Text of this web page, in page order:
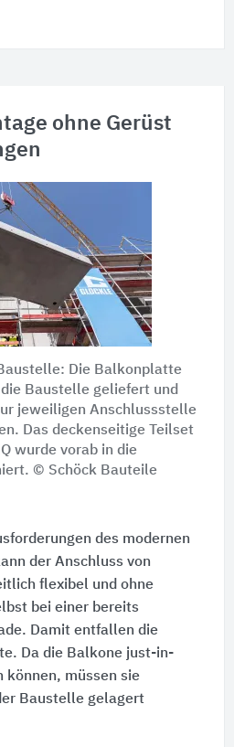
ohne Gerüst
Die Balkonplatte
Baustelle geliefert und
jeweiligen Anschlussstelle
Das deckenseitige Teilset
wurde vorab in die
© Schöck Bauteile
des modernen
der Anschluss von
flexibel und ohne
bei einer bereits
Damit entfallen die
Da die Balkone just-in-
müssen sie
Baustelle gelagert